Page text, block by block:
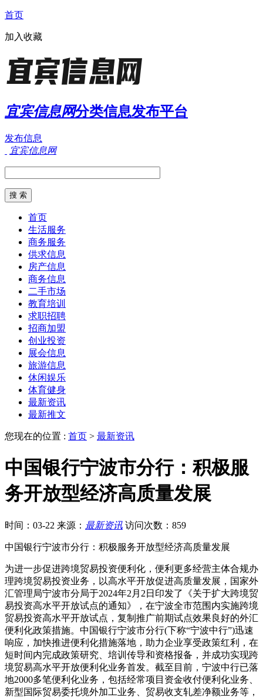
首页
加入收藏
宜宾信息网分类信息发布平台
发布信息
宜宾信息网
首页
生活服务
商务服务
供求信息
房产信息
商务信息
二手市场
教育培训
求职招聘
招商加盟
创业投资
展会信息
旅游信息
休闲娱乐
体育健身
最新资讯
最新推文
您现在的位置 : 首页 > 最新资讯
中国银行宁波市分行：积极服
务开放型经济高质量发展
时间：03-22 来源： 最新资讯 访问次数：859
中国银行宁波市分行：积极服务开放型经济高质量发展
为进一步促进跨境贸易投资便利化，便利更多经营主体合规办
理跨境贸易投资业务，以高水平开放促进高质量发展，国家外
汇管理局宁波市分局于2024年2月2日印发了《关于扩大跨境贸
易投资高水平开放试点的通知》，在宁波全市范围内实施跨境
贸易投资高水平开放试点，复制推广前期试点效果良好的外汇
便利化政策措施。中国银行宁波市分行(下称“宁波中行”)迅速
响应，加快推进便利化措施落地，助力企业享受政策红利，在
短时间内完成政策研究、培训传导和资格报备，并成功实现跨
境贸易高水平开放便利化业务首发。截至目前，宁波中行已落
地2000多笔便利化业务，包括经常项目资金收付便利化业务、
新型国际贸易委托境外加工业务、贸易收支轧差净额业务等，